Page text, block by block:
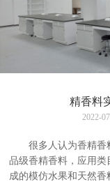
精香料
2022-
很多人认为香精香
品级香精香料，应用
成的模仿水果和天然